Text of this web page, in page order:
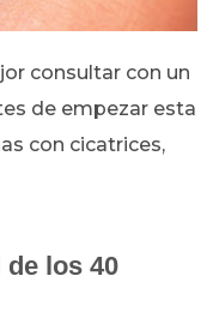
consultar con un
de empezar esta
con cicatrices,
los 40